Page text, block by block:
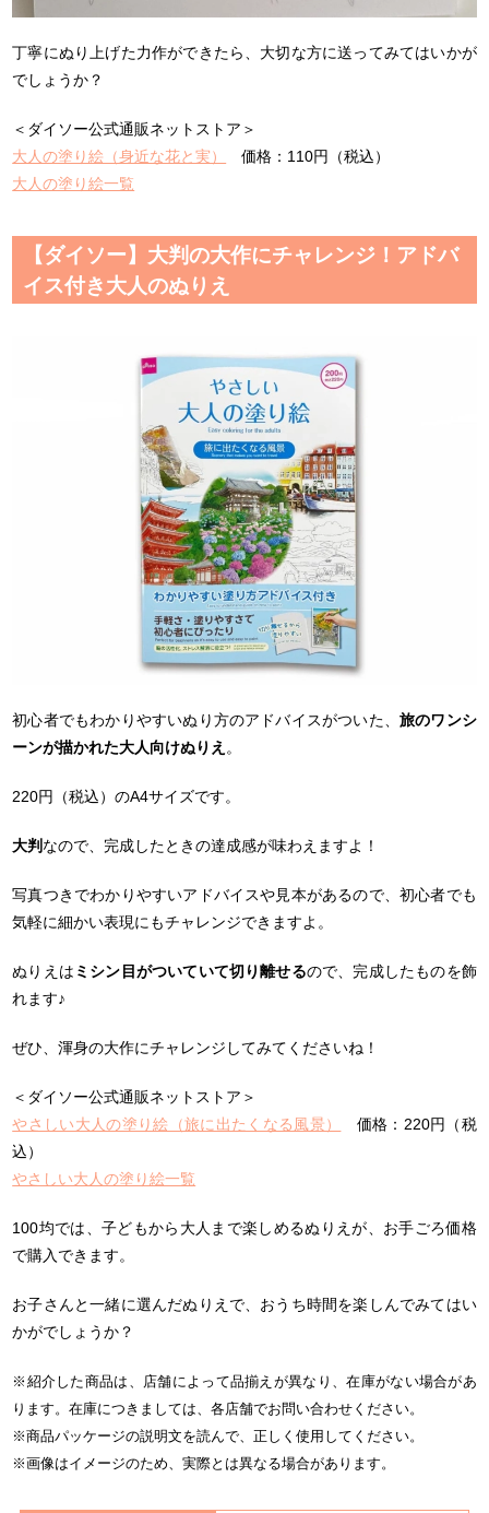
丁寧にぬり上げた力作ができたら、大切な方に送ってみてはいかが
でしょうか？
＜ダイソー公式通販ネットストア＞
大人の塗り絵（身近な花と実）
価格：110円（税込）
大人の塗り絵一覧
【ダイソー】大判の大作にチャレンジ！アドバ
イス付き大人のぬりえ
初心者でもわかりやすいぬり方のアドバイスがついた、旅のワンシ
ーンが描かれた大人向けぬりえ 。
220円（税込）のA4サイズです。
大判 なので、完成したときの達成感が味わえますよ！
写真つきでわかりやすいアドバイスや見本があるので、初心者でも
気軽に細かい表現にもチャレンジできますよ。
ぬりえは ミシン目がついていて切り離せるので、完成したものを飾
れます♪
ぜひ、渾身の大作にチャレンジしてみてくださいね！
＜ダイソー公式通販ネットストア＞
やさしい大人の塗り絵（旅に出たくなる風景）
価格：220円（税
込）
やさしい大人の塗り絵一覧
100均では、子どもから大人まで楽しめるぬりえが、お手ごろ価格
で購入できます。
お子さんと一緒に選んだぬりえで、おうち時間を楽しんでみてはい
かがでしょうか？
※紹介した商品は、店舗によって品揃えが異なり、在庫がない場合があ
ります。在庫につきましては、各店舗でお問い合わせください。
※商品パッケージの説明文を読んで、正しく使用してください。
※画像はイメージのため、実際とは異なる場合があります。